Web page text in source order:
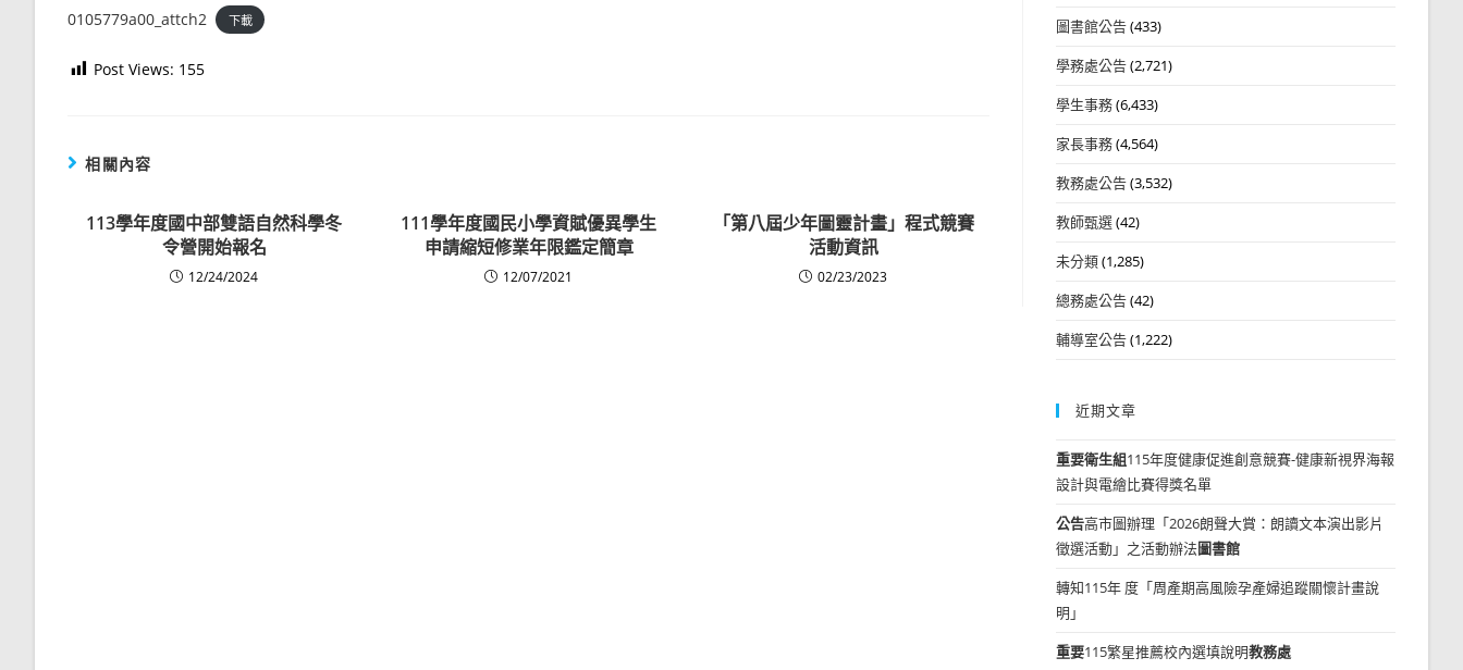
0105779a00_attch2 下載
Post Views: 155
相關內容
113學年度國中部雙語自然科學冬
令營開始報名
12/24/2024
111學年度國民小學資賦優異學生
申請縮短修業年限鑑定簡章
12/07/2021
「第八屆少年圖靈計畫」程式競賽
活動資訊
02/23/2023
圖書館公告(433)
學務處公告(2,721)
學生事務(6,433)
家長事務(4,564)
教務處公告(3,532)
教師甄選(42)
未分類(1,285)
總務處公告(42)
輔導室公告(1,222)
近期文章
重要衛生組115年度健康促進創意競賽-健康新視界海報
設計與電繪比賽得獎名單
公告高市圖辦理「2026朗聲大賞：朗讀文本演出影片
徵選活動」之活動辦法圖書館
轉知115年 度「周產期高風險孕產婦追蹤關懷計畫說
明」
重要115繁星推薦校內選填說明教務處